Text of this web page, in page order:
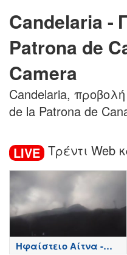
Candelaria -
Patrona de
Camera
Candelaria,
de la Patrona de
LIVE Τρέντι Web
Ηφαίστειο Αίτνα -